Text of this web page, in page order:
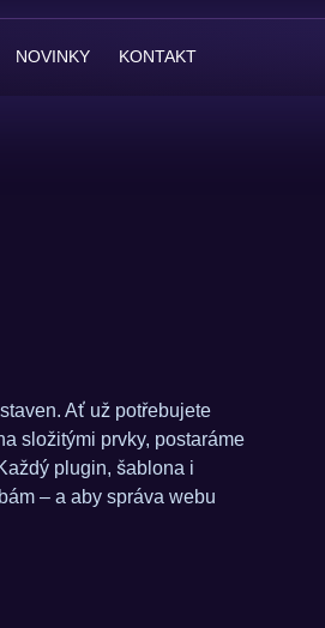
NOVINKY KONTAKT
Ať už potřebujete
složitými prvky, postaráme
plugin, šablona i
– a aby správa webu